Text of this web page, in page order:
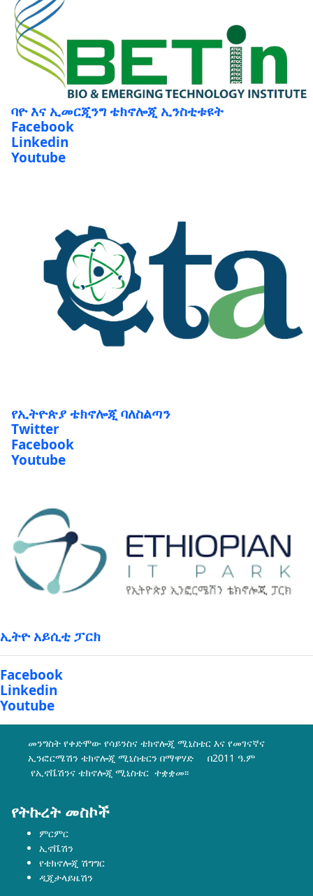
ባዮ እና ኢመርጂንግ ቴክኖሎጂ ኢንስቲቱዩት
Facebook
Linkedin
Youtube
የኢትዮጵያ ቴክኖሎጂ ባለስልጣን
Twitter
Facebook
Youtube
ኢትዮ አይሲቲ ፓርክ
Facebook
Linkedin
Youtube
መንግስት የቀድሞው የሳይንስና ቴክኖሎጂ ሚኒስቴር እና የመገናኛና
ኢንፎርሜሽን ቴክኖሎጂ ሚኒስቴርን በማዋሃድ በ2011 ዓ.ም
የኢኖቬሽንና ቴክኖሎጂ ሚኒስቴር ተቋቋመ፡፡
የትኩረት መስኮች
ምርምር
ኢኖቬሽን
የቴክኖሎጂ ሽግግር
ዲጂታላይዜሽን